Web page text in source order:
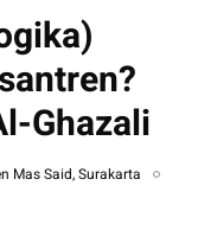
Ghazali
Mas Said, Surakarta